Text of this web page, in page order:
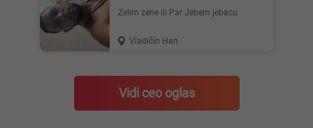
Zelim zene ili Par Jebem jebacu
Vladičin Han
Vidi ceo oglas